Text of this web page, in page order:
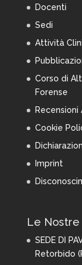
Docenti
Sedi
Attività
Corso di
Forense
Recensioni
Cookie
Imprint
Le Nostre
SEDE DI
Retorbido